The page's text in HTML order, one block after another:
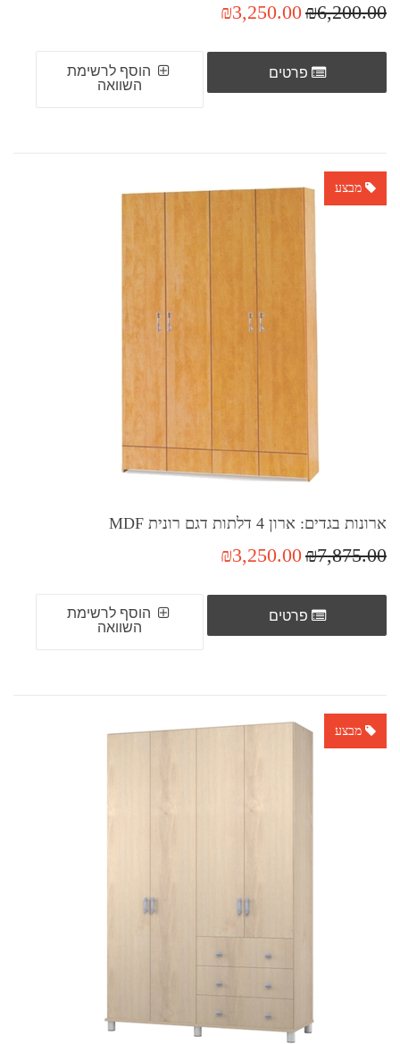
₪6,200.00
₪3,250.00
פרטים
הוסף לרשימת
השוואה
מבצע
ארונות בגדים: ארון 4 דלתות דגם רונית MDF
₪7,875.00
₪3,250.00
פרטים
הוסף לרשימת
השוואה
מבצע